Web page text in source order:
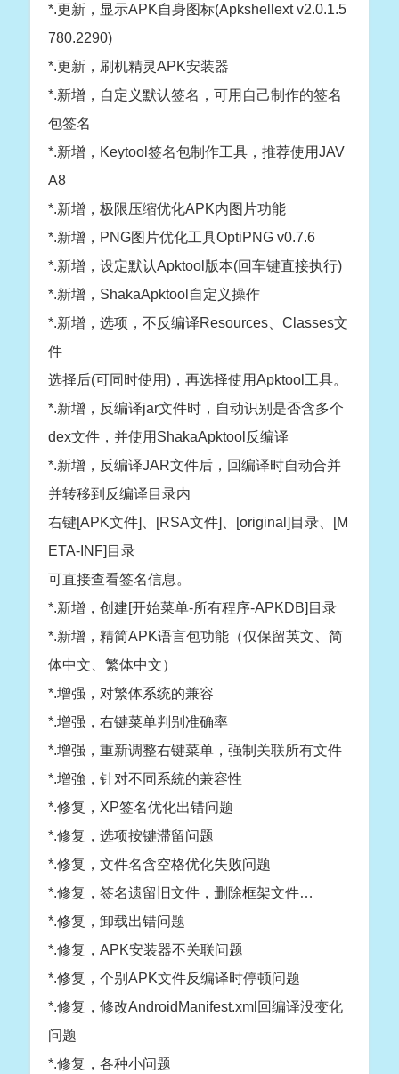
*.更新，显示APK自身图标(Apkshellext v2.0.1.5
780.2290)
*.更新，刷机精灵APK安装器
*.新增，自定义默认签名，可用自己制作的签名
包签名
*.新增，Keytool签名包制作工具，推荐使用JAV
A8
*.新增，极限压缩优化APK内图片功能
*.新增，PNG图片优化工具OptiPNG v0.7.6
*.新增，设定默认Apktool版本(回车键直接执行)
*.新增，ShakaApktool自定义操作
*.新增，选项，不反编译Resources、Classes文
件
选择后(可同时使用)，再选择使用Apktool工具。
*.新增，反编译jar文件时，自动识别是否含多个
dex文件，并使用ShakaApktool反编译
*.新增，反编译JAR文件后，回编译时自动合并
并转移到反编译目录内
右键[APK文件]、[RSA文件]、[original]目录、[M
ETA-INF]目录
可直接查看签名信息。
*.新增，创建[开始菜单-所有程序-APKDB]目录
*.新增，精简APK语言包功能（仅保留英文、简
体中文、繁体中文）
*.增强，对繁体系统的兼容
*.增强，右键菜单判别准确率
*.增强，重新调整右键菜单，强制关联所有文件
*.增強，针对不同系統的兼容性
*.修复，XP签名优化出错问题
*.修复，选项按键滞留问题
*.修复，文件名含空格优化失败问题
*.修复，签名遗留旧文件，删除框架文件…
*.修复，卸载出错问题
*.修复，APK安装器不关联问题
*.修复，个别APK文件反编译时停顿问题
*.修复，修改AndroidManifest.xml回编译没变化
问题
*.修复，各种小问题